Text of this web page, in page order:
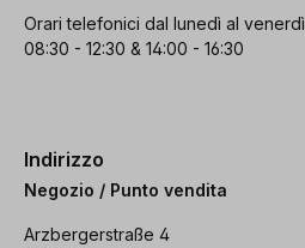
Orari telefonici dal lunedì al venerdì
08:30 - 12:30 & 14:00 - 16:30
Indirizzo
Negozio / Punto vendita
Arzbergerstraße 4